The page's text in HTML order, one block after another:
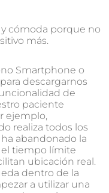
cómoda porque no
más.
Smartphone o
descargarnos
de
paciente
ejemplo,
realiza todos los
abandonado la
el tiempo límite
ubicación real.
dentro de la
a utilizar una